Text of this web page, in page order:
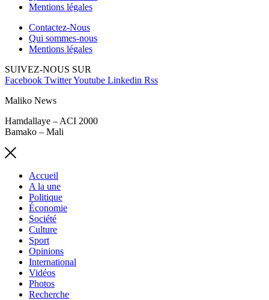
Mentions légales
Contactez-Nous
Qui sommes-nous
Mentions légales
SUIVEZ-NOUS SUR
Facebook TwitterYoutube Linkedin Rss
Maliko News
Hamdallaye – ACI 2000
Bamako – Mali
Accueil
A la une
Politique
Économie
Société
Culture
Sport
Opinions
International
Vidéos
Photos
Recherche